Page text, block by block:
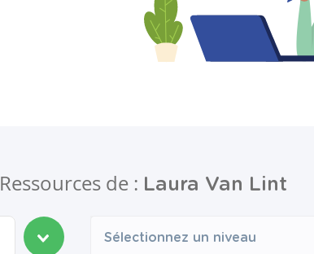
Ressources de : Laura Van Lint
Sélectionnez un niveau